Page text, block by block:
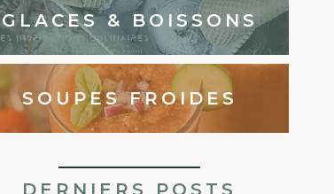
GLACES & BOISSONS
SOUPES FROIDES
DERNIERS POSTS